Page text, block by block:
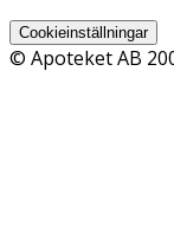
Cookieinställningar
© Apoteket AB